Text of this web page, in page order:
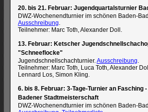
20. bis 21. Februar: Jugendquartalsturnier
DWZ-Wochenendturnier im schönen Baden-
Ausschreibung.
Teilnehmer: Marc Toth, Alexander Doll.
13. Februar: Ketscher
"Schneeflocke"
Jugendschnellschachturnier.Ausschreibung.
Teilnehmer: Marc Toth, Luca Toth, Alexander
Lennard Los, Simon Kling.
6. bis 8. Februar: 3-Tage-Turnier an Fasching
Badener Stadtmeisterschaft
DWZ-Wochenendturnier im schönen Baden-